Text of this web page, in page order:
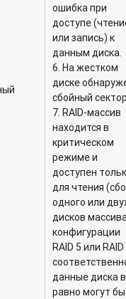
ошибка при
доступе
или запись) к
данным диска.
6. На жестком
диске
сбойный
7. RAID-массив
находится в
критическом
режиме и
доступен
для чтения
одного или
дисков
конфигурации
RAID 5 или
данные диска
равно могут